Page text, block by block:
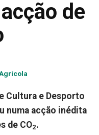
de
Cultura e Desporto
numa acção inédita
de CO2.